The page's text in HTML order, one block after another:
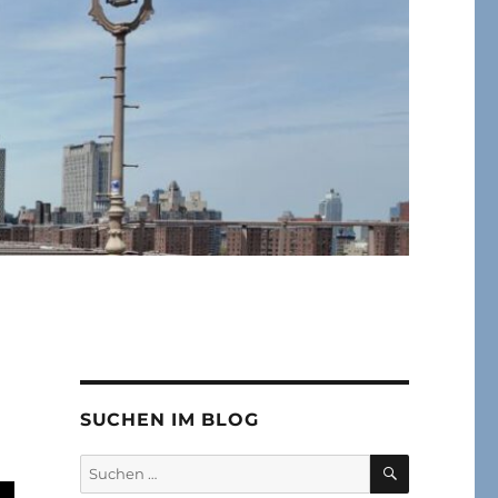
SUCHEN IM BLOG
Suchen
nach:
SUCHEN